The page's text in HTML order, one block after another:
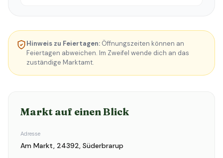
Hinweis zu Feiertagen: Öffnungszeiten können an
Feiertagen abweichen. Im Zweifel wende dich an das
zuständige Marktamt.
Markt auf einen Blick
Adresse
Am Markt, 24392, Süderbrarup